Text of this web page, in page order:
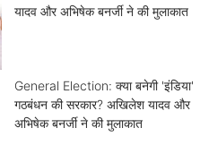
General Election: क्या बनेगी 'इंडिया'
गठबंधन की सरकार? अखिलेश यादव और
अभिषेक बनर्जी ने की मुलाकात